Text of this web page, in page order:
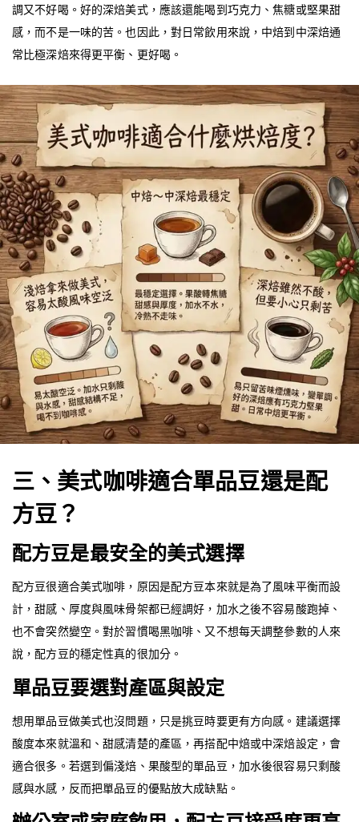
調又不好喝。好的深焙美式，應該還能喝到巧克力、焦糖或堅果甜
感，而不是一味的苦。也因此，對日常飲用來說，中焙到中深焙通
常比極深焙來得更平衡、更好喝。
三、美式咖啡適合單品豆還是配
方豆？
配方豆是最安全的美式選擇
配方豆很適合美式咖啡，原因是配方豆本來就是為了風味平衡而設
計，甜感、厚度與風味骨架都已經調好，加水之後不容易酸跑掉、
也不會突然變空。對於習慣喝黑咖啡、又不想每天調整參數的人來
說，配方豆的穩定性真的很加分。
單品豆要選對產區與設定
想用單品豆做美式也沒問題，只是挑豆時要更有方向感。建議選擇
酸度本來就溫和、甜感清楚的產區，再搭配中焙或中深焙設定，會
適合很多。若選到偏淺焙、果酸型的單品豆，加水後很容易只剩酸
感與水感，反而把單品豆的優點放大成缺點。